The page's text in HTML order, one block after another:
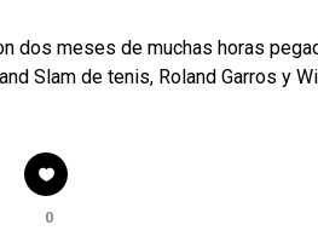
dos meses de muchas horas
Slam de tenis, Roland Garros y
0